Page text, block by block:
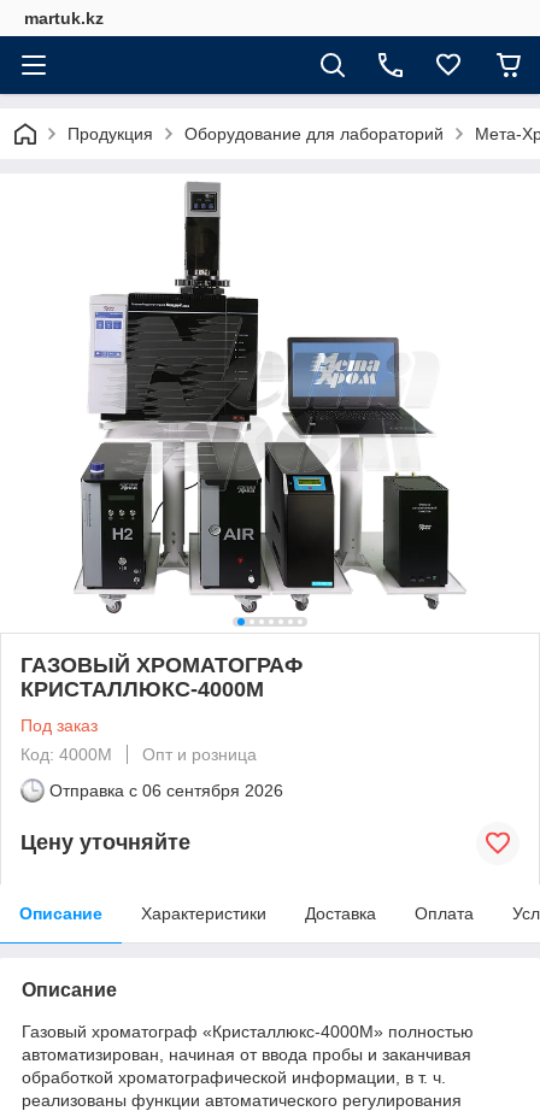
martuk.kz
Продукция Оборудование для лабораторий Мета-
ГАЗОВЫЙ ХРОМАТОГРАФ
КРИСТАЛЛЮКС-4000М
Под заказ
Код: 4000М
Опт и розница
Отправка с 06 сентября 2026
Цену уточняйте
Описание Характеристики Доставка Оплата
Описание
Газовый хроматограф «Кристаллюкс-4000М» полностью
автоматизирован, начиная от ввода пробы и заканчивая
обработкой хроматографической информации, в т. ч.
реализованы функции автоматического регулирования